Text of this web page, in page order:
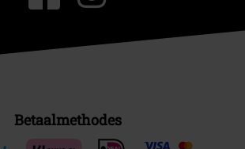
Betaalmethodes